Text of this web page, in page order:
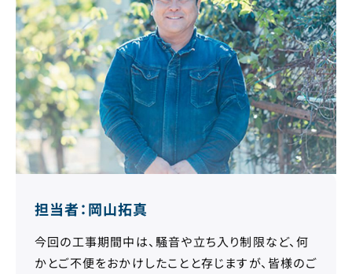
担当者：岡山拓真
今回の工事期間中は、騒音や立ち入り制限など、何
かとご不便をおかけしたことと存じますが、皆様のご